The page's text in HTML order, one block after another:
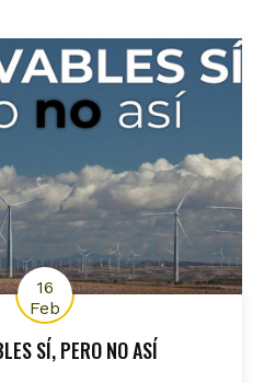
16
Feb
SÍ, PERO NO ASÍ